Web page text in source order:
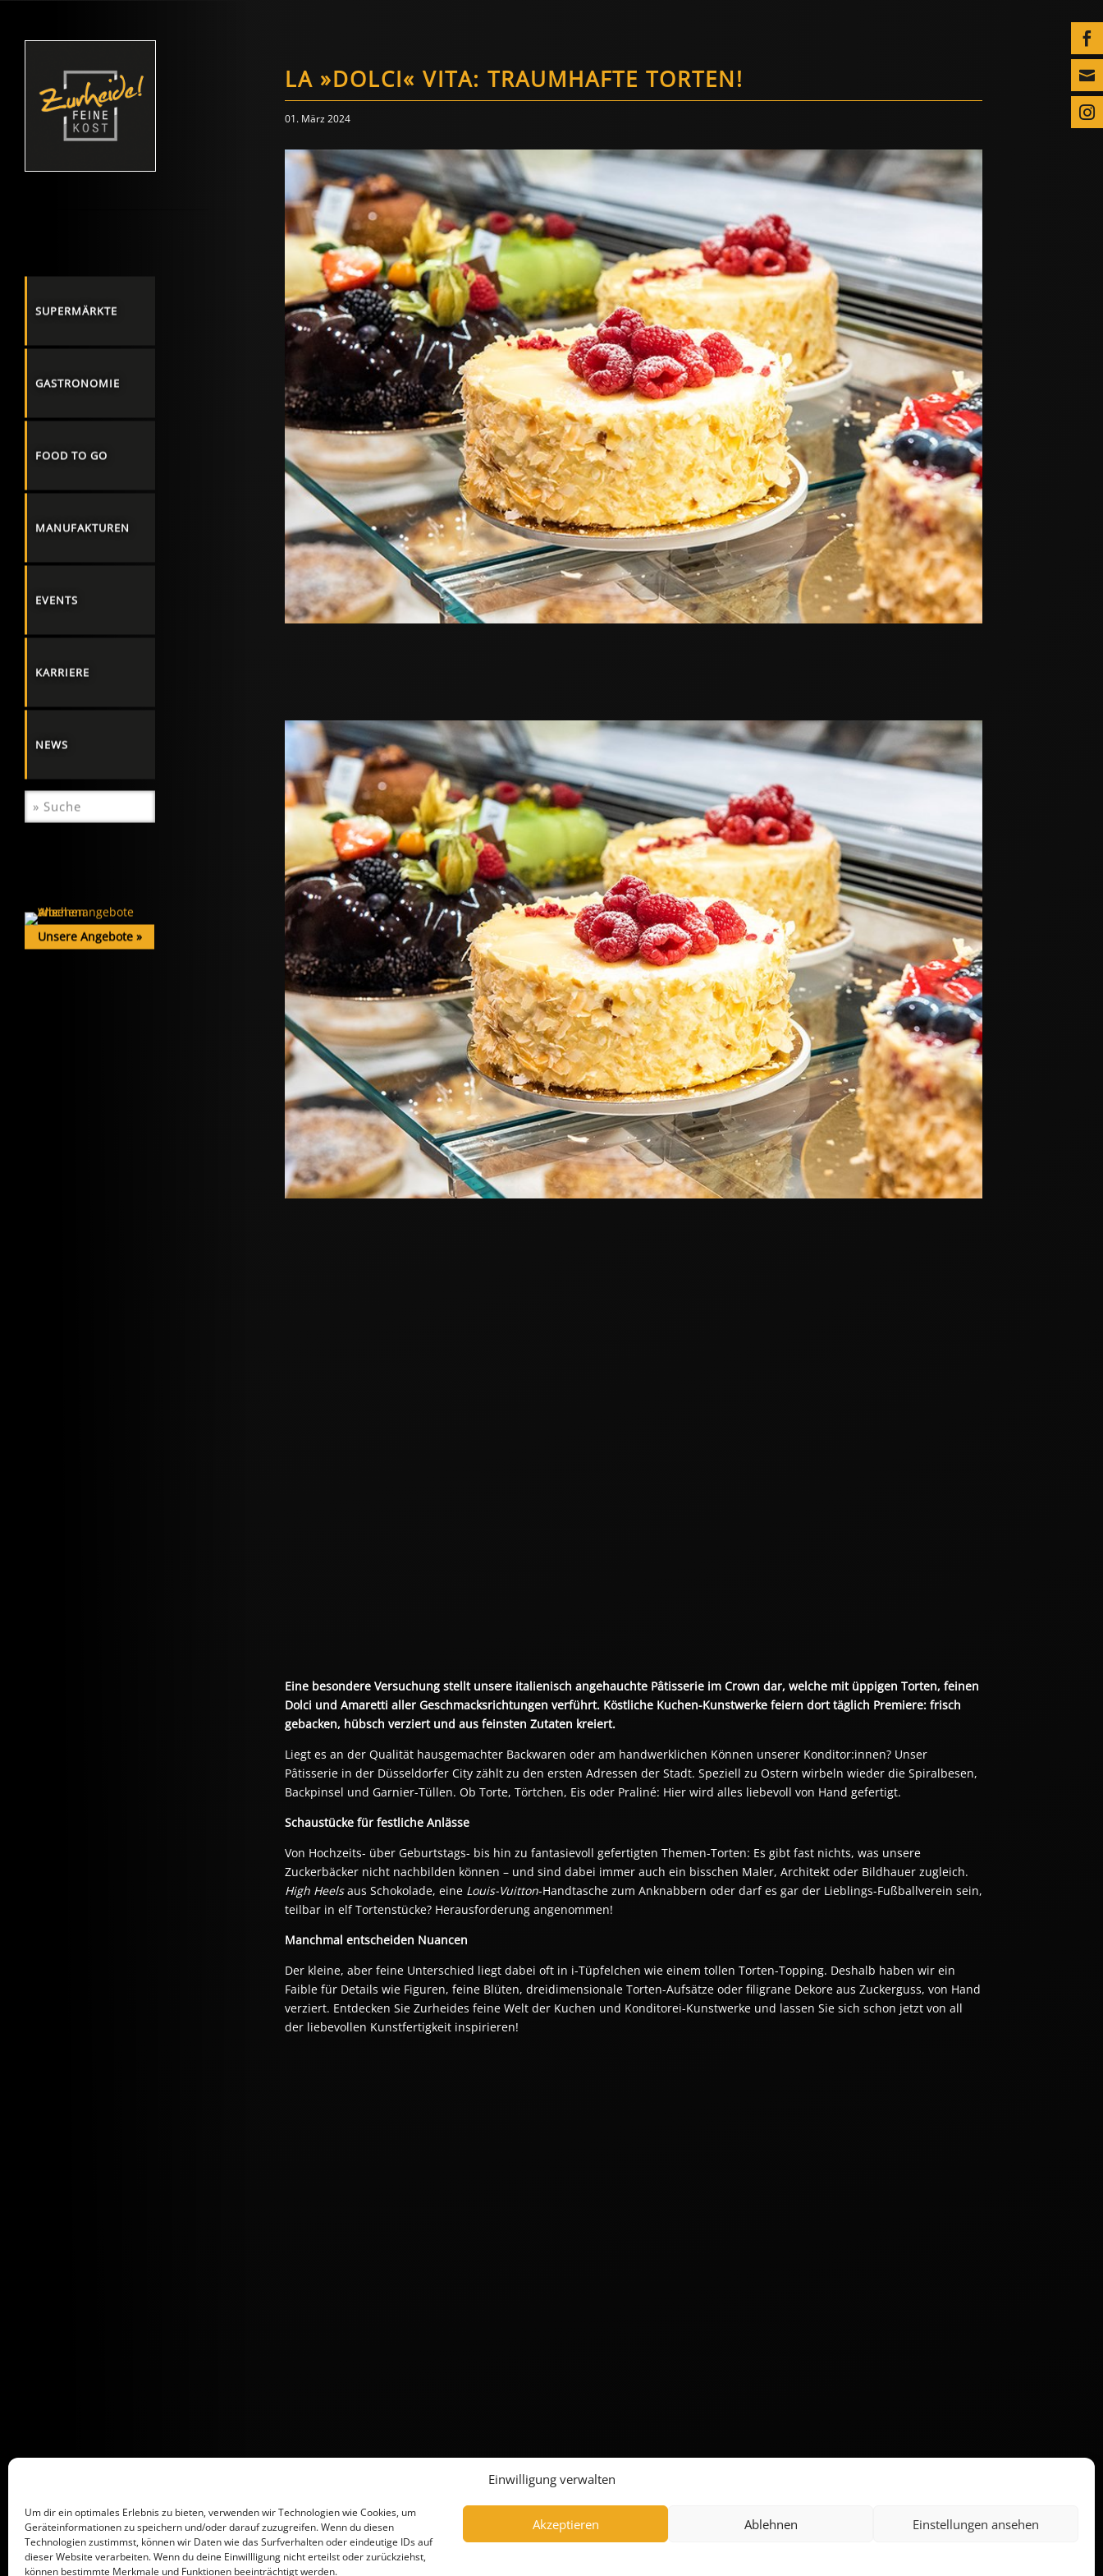
Einwilligung verwalten
Um dir ein optimales Erlebnis zu bieten, verwenden wir Technologien wie Cookies, um
Geräteinformationen zu speichern und/oder darauf zuzugreifen. Wenn du diesen
Technologien zustimmst, können wir Daten wie das Surfverhalten oder eindeutige IDs auf
dieser Website verarbeiten. Wenn du deine Einwillligung nicht erteilst oder zurückziehst,
können bestimmte Merkmale und Funktionen beeinträchtigt werden.
Akzeptieren Ablehnen Einstellungen ansehen



SUPERMÄRKTE
GASTRONOMIE
FOOD TO GO
MANUFAKTUREN
EVENTS
KARRIERE
NEWS
Unsere Angebote »
LA »DOLCI« VITA: TRAUMHAFTE TORTEN!
01. März 2024
Eine besondere Versuchung stellt unsere italienisch angehauchte Pâtisserie im Crown dar, welche mit üppigen Torten, feinen
Dolci und Amaretti aller Geschmacksrichtungen verführt. Köstliche Kuchen-Kunstwerke feiern dort täglich Premiere: frisch
gebacken, hübsch verziert und aus feinsten Zutaten kreiert.
Liegt es an der Qualität hausgemachter Backwaren oder am handwerklichen Können unserer Konditor:innen? Unser
Pâtisserie in der Düsseldorfer City zählt zu den ersten Adressen der Stadt. Speziell zu Ostern wirbeln wieder die Spiralbesen,
Backpinsel und Garnier-Tüllen. Ob Torte, Törtchen, Eis oder Praliné: Hier wird alles liebevoll von Hand gefertigt.
Schaustücke für festliche Anlässe
Von Hochzeits- über Geburtstags- bis hin zu fantasievoll gefertigten Themen-Torten: Es gibt fast nichts, was unsere
High Heels aus Schokolade, eine Louis-Vuitton-Handtasche zum Anknabbern oder darf es gar der Lieblings-Fußballverein sein,
teilbar in elf Tortenstücke? Herausforderung angenommen!
Manchmal entscheiden Nuancen
Der kleine, aber feine Unterschied liegt dabei oft in i-Tüpfelchen wie einem tollen Torten-Topping. Deshalb haben wir ein
Faible für Details wie Figuren, feine Blüten, dreidimensionale Torten-Aufsätze oder filigrane Dekore aus Zuckerguss, von Hand
verziert. Entdecken Sie Zurheides feine Welt der Kuchen und Konditorei-Kunstwerke und lassen Sie sich schon jetzt von all
der liebevollen Kunstfertigkeit inspirieren!